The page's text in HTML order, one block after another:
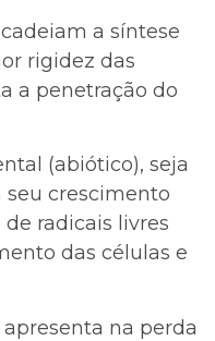
a síntese
rigidez das
a penetração do
(abiótico), seja
crescimento
radicais livres
das células e
na perda